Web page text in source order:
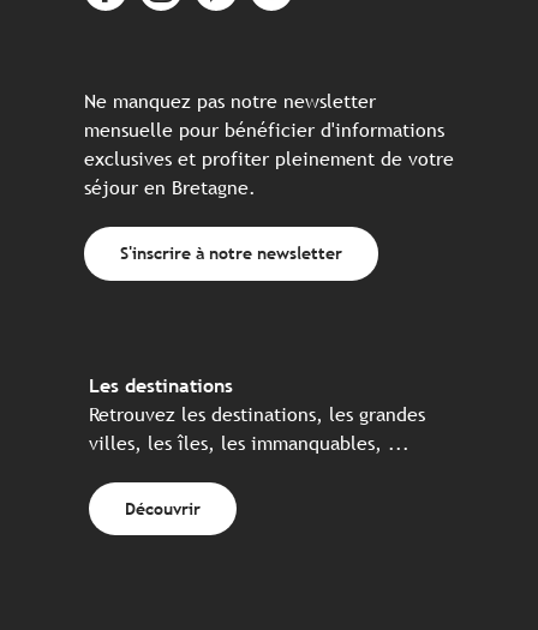
Ne manquez pas notre newsletter
mensuelle pour bénéficier d'informations
exclusives et profiter pleinement de votre
séjour en Bretagne.
S'inscrire à notre newsletter
Les destinations
Retrouvez les destinations, les grandes
villes, les îles, les immanquables, ...
Découvrir